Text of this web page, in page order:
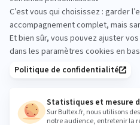
magasin. Allongez‑vous,
testez plusieurs fermetés.
suffisent pour trouver le
Lundi